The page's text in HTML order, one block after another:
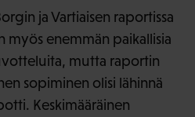
ja Vartiaisen raportissa
enemmän paikallisia
mutta raportin
sopiminen olisi lähinnä
Keskimääräinen